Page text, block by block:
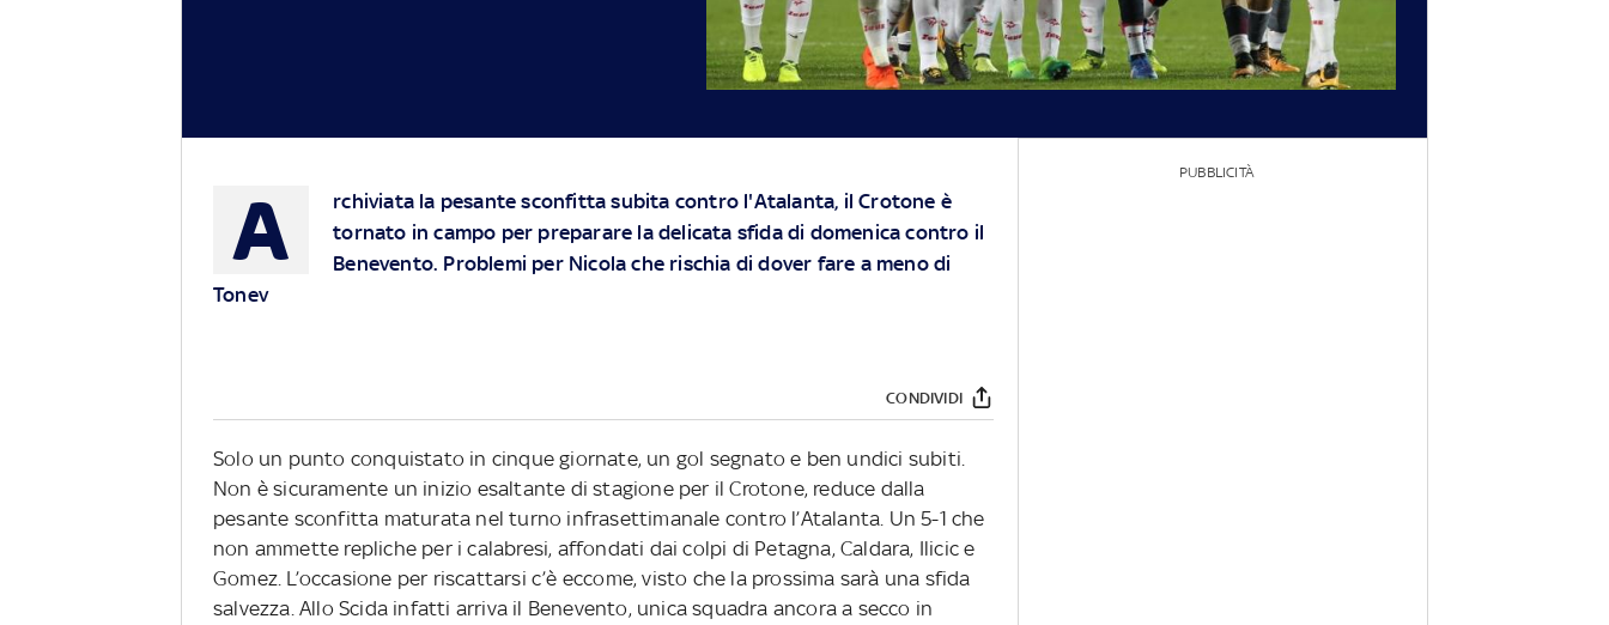
A
rchiviata la pesante sconfitta subita contro l'Atalanta, il Crotone è
tornato in campo per preparare la delicata sfida di domenica contro il
Benevento. Problemi per Nicola che rischia di dover fare a meno di
Tonev
CONDIVIDI
Solo un punto conquistato in cinque giornate, un gol segnato e ben undici subiti.
Non è sicuramente un inizio esaltante di stagione per il Crotone, reduce dalla
pesante sconfitta maturata nel turno infrasettimanale contro l’Atalanta. Un 5-1 che
non ammette repliche per i calabresi, affondati dai colpi di Petagna, Caldara, Ilicic e
Gomez. L’occasione per riscattarsi c’è eccome, visto che la prossima sarà una sfida
salvezza. Allo Scida infatti arriva il Benevento, unica squadra ancora a secco in
PUBBLICITÀ